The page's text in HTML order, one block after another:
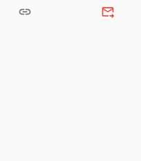
forward_to_inbox
link